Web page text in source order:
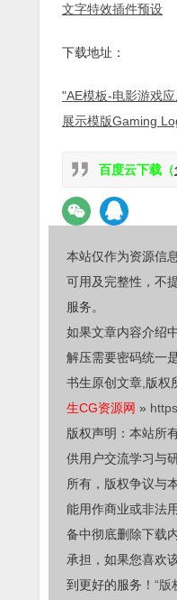
文字特效插件预设
下载地址：
"AE模板-电影游戏
展示模版Gaming
百度云下载（
本站仅作为资源信
可用及完整性，不
服务。
如果文章内容介绍
解压需要密码统一
书生原创文章,版权
生CG资源网 »
版权声明：本站所
供用户交流学习与
所有，版权争议与
能用作商业或非法
备中彻底删除下载
承担，如果您喜欢
到更好的服务！ “版